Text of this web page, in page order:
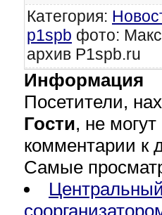
Категория:
p1spb фото:
архив P1spb.ru
Информация
Посетители,
Гости, не
комментарии к
Самые